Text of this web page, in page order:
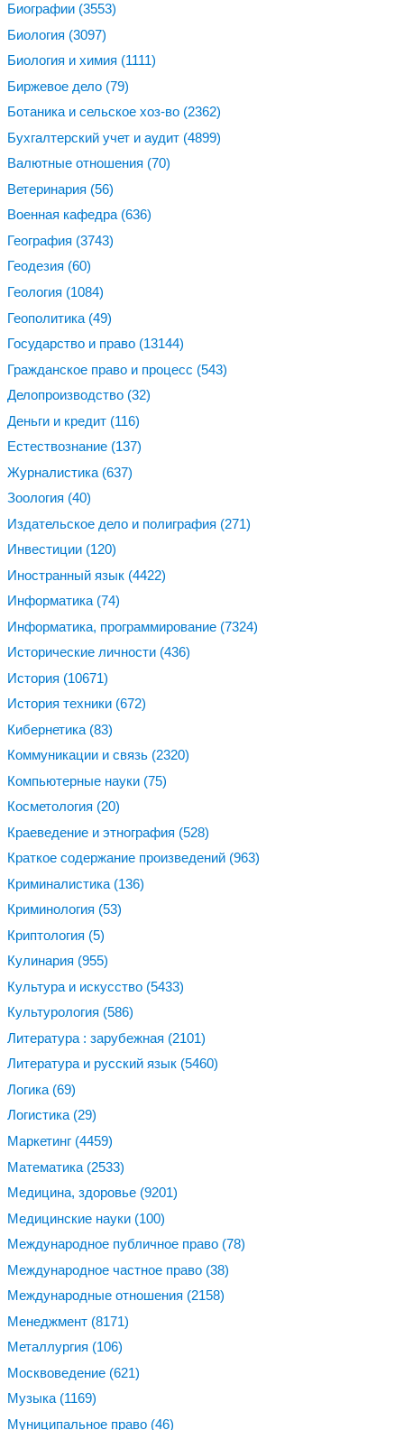
Биографии (3553)
Биология (3097)
Биология и химия (1111)
Биржевое дело (79)
Ботаника и сельское хоз-во (2362)
Бухгалтерский учет и аудит (4899)
Валютные отношения (70)
Ветеринария (56)
Военная кафедра (636)
География (3743)
Геодезия (60)
Геология (1084)
Геополитика (49)
Государство и право (13144)
Гражданское право и процесс (543)
Делопроизводство (32)
Деньги и кредит (116)
Естествознание (137)
Журналистика (637)
Зоология (40)
Издательское дело и полиграфия (271)
Инвестиции (120)
Иностранный язык (4422)
Информатика (74)
Информатика, программирование (7324)
Исторические личности (436)
История (10671)
История техники (672)
Кибернетика (83)
Коммуникации и связь (2320)
Компьютерные науки (75)
Косметология (20)
Краеведение и этнография (528)
Краткое содержание произведений (963)
Криминалистика (136)
Криминология (53)
Криптология (5)
Кулинария (955)
Культура и искусство (5433)
Культурология (586)
Литература : зарубежная (2101)
Литература и русский язык (5460)
Логика (69)
Логистика (29)
Маркетинг (4459)
Математика (2533)
Медицина, здоровье (9201)
Медицинские науки (100)
Международное публичное право (78)
Международное частное право (38)
Международные отношения (2158)
Менеджмент (8171)
Металлургия (106)
Москвоведение (621)
Музыка (1169)
Муниципальное право (46)